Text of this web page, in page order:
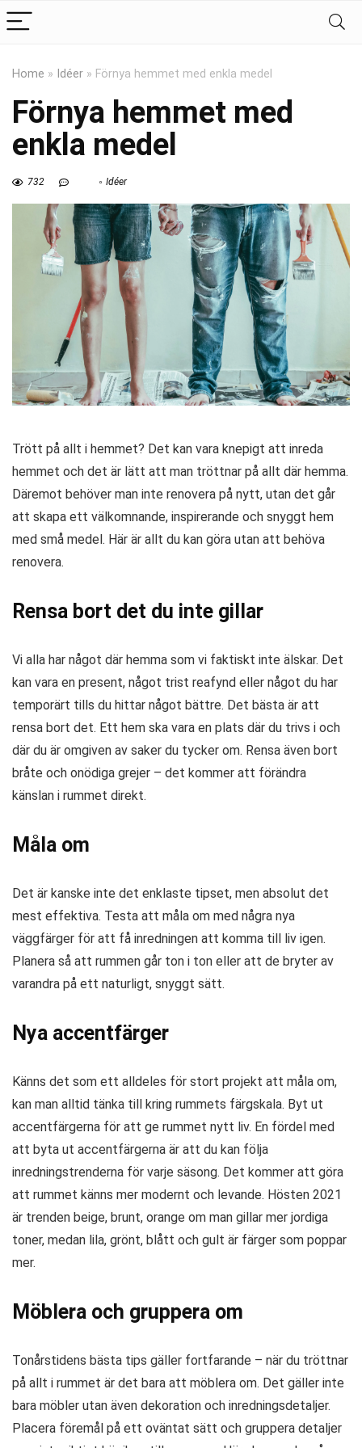
Home » Idéer » Förnya hemmet med enkla medel
Förnya hemmet med
enkla medel
732 Idéer
Trött på allt i hemmet? Det kan vara knepigt att inreda
hemmet och det är lätt att man tröttnar på allt där hemma.
Däremot behöver man inte renovera på nytt, utan det går
att skapa ett välkomnande, inspirerande och snyggt hem
med små medel. Här är allt du kan göra utan att behöva
renovera.
Rensa bort det du inte gillar
Vi alla har något där hemma som vi faktiskt inte älskar. Det
kan vara en present, något trist reafynd eller något du har
temporärt tills du hittar något bättre. Det bästa är att
rensa bort det. Ett hem ska vara en plats där du trivs i och
där du är omgiven av saker du tycker om. Rensa även bort
bråte och onödiga grejer – det kommer att förändra
känslan i rummet direkt.
Måla om
Det är kanske inte det enklaste tipset, men absolut det
mest effektiva. Testa att måla om med några nya
väggfärger för att få inredningen att komma till liv igen.
Planera så att rummen går ton i ton eller att de bryter av
varandra på ett naturligt, snyggt sätt.
Nya accentfärger
Känns det som ett alldeles för stort projekt att måla om,
kan man alltid tänka till kring rummets färgskala. Byt ut
accentfärgerna för att ge rummet nytt liv. En fördel med
att byta ut accentfärgerna är att du kan följa
inredningstrenderna för varje säsong. Det kommer att göra
att rummet känns mer modernt och levande. Hösten 2021
är trenden beige, brunt, orange om man gillar mer jordiga
toner, medan lila, grönt, blått och gult är färger som poppar
mer.
Möblera och gruppera om
Tonårstidens bästa tips gäller fortfarande – när du tröttnar
på allt i rummet är det bara att möblera om. Det gäller inte
bara möbler utan även dekoration och inredningsdetaljer.
Placera föremål på ett oväntat sätt och gruppera detaljer